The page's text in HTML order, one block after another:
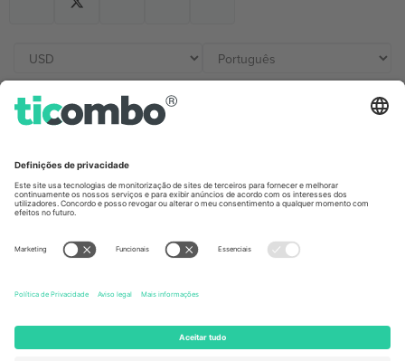
Escritórios Ticombo
Germany
Unter den Linden 24, 10117
Berlin, Germany
167 City Road, London, Greater
London, EC1V 1AW, United
131 Continental Dr, Suite 305,
States